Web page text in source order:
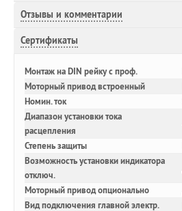
Отзывы и комментарии
Сертификаты
Монтаж на DIN рейку с проф.
Моторный привод встроенный
Номин. ток
Диапазон установки тока
расцепления
Степень защиты
Возможность установки индикатора
отключ.
Моторный привод опционально
Вид подключения главной электр.